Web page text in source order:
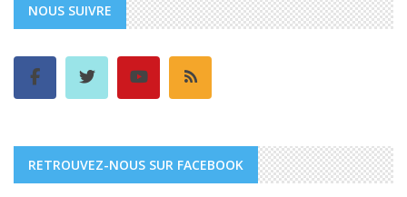
NOUS SUIVRE
RETROUVEZ-NOUS SUR FACEBOOK